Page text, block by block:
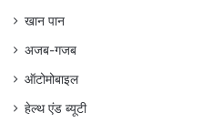
खान पान
अजब-गजब
ऑटोमोबाइल
हेल्थ एंड ब्यूटी